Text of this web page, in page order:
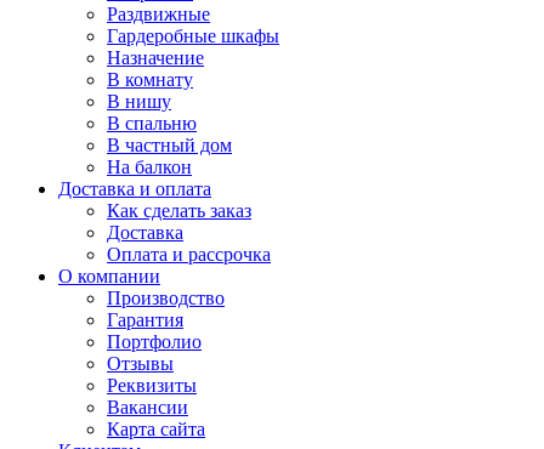
Раздвижные
Гардеробные шкафы
Назначение
В комнату
В нишу
В спальню
В частный дом
На балкон
Доставка и оплата
Как сделать заказ
Доставка
Оплата и рассрочка
О компании
Производство
Гарантия
Портфолио
Отзывы
Реквизиты
Вакансии
Карта сайта